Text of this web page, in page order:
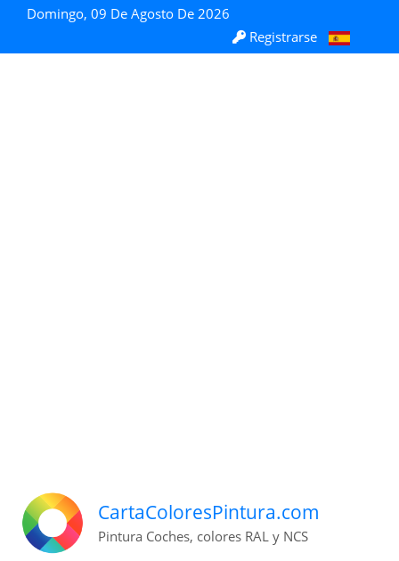
Domingo, 09 De Agosto De 2026
Registrarse
CartaColoresPintura.com
Pintura Coches, colores RAL y NCS